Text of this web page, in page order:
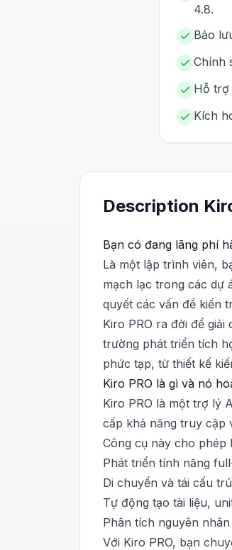
4.8.
Bảo
Chính
Hỗ trợ
Kích
Description
Bạn có đang lãng phí
Là một lập trình viên,
mạch lạc trong các dự
quyết các vấn đề kiến
Kiro PRO ra đời để
trường phát triển tích
phức tạp, từ thiết kế
Kiro PRO là gì và nó
Kiro PRO là một trợ lý
cấp khả năng truy cập
Công cụ này cho phép
Phát triển tính năng
Di chuyển và tái cấu
Tự động tạo tài liệu,
Phân tích nguyên
Với Kiro PRO, bạn